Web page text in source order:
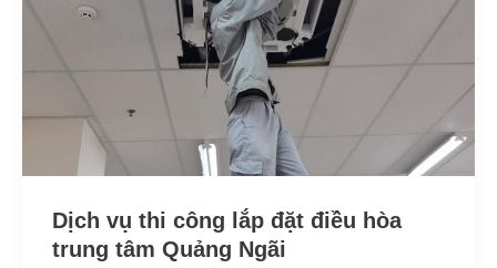
Dịch vụ thi công lắp đặt điều hòa
trung tâm Quảng Ngãi
điều
trung
tâm
Quảng